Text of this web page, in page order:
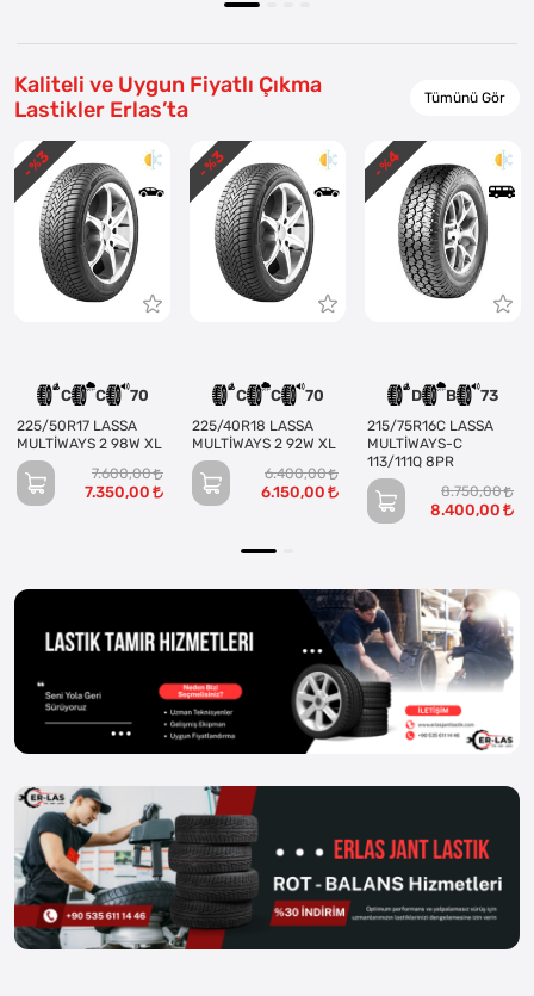
Kaliteli ve Uygun Fiyatlı Çıkma
Lastikler Erlas’ta
Tümünü Gör
C C 70
225/50R17 LASSA
MULTİWAYS 2 98W XL
7.600,00
7.350,00
- %
3
C C 70
225/40R18 LASSA
MULTİWAYS 2 92W XL
6.400,00
6.150,00
- %
3
D B 73
215/75R16C LASSA
MULTİWAYS-C
113/111Q 8PR
8.750,00
8.400,00
- %
4